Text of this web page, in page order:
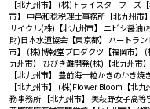
【北九州市】 (株)トライスターフーズ【
市】 中邑和稔税理士事務所【北九州市】
サイクル(株)【北九州市】 ニビシ醤油(
財)日本水道協会【東京都】 ハートラン
市】 (株)博報堂プロダクツ【福岡市】 (
九州市】 ひびき灘開発(株)【北九州市】
【北九州市】 豊前海一粒かきのかき焼
【北九州市】 (株)Flower Bloom【北九
務事務所 【北九州市】 美萩野女子高等